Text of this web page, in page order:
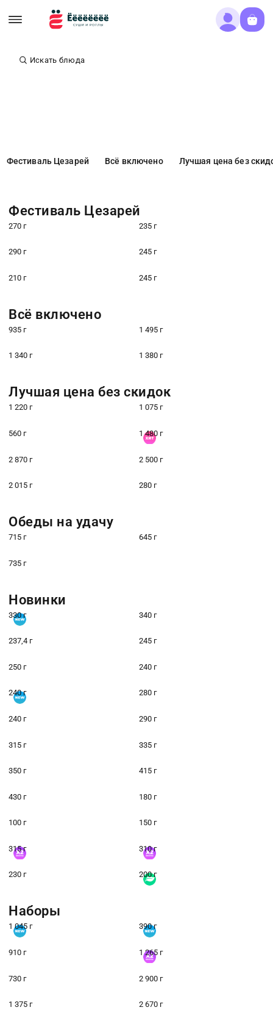
Искать блюда
Фестиваль Цезарей Всё включено Лучшая цена без
Фестиваль Цезарей
270 г 235 г
290 г 245 г
210 г 245 г
Всё включено
935 г 1 495 г
1 340 г 1 380 г
Лучшая цена без скидок
1 220 г 1 075 г
560 г 1 480 г
2 870 г 2 500 г
2 015 г 280 г
Обеды на удачу
715 г 645 г
735 г
Новинки
330 г 340 г
237,4 г 245 г
250 г 240 г
240 г 280 г
240 г 290 г
315 г 335 г
350 г 415 г
430 г 180 г
100 г 150 г
315 г 310 г
230 г 200 г
Наборы
1 045 г 390 г
910 г 1 265 г
730 г 2 900 г
1 375 г 2 670 г